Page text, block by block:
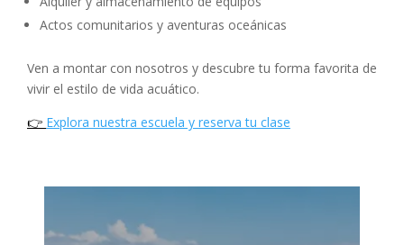
Actos comunitarios y aventuras oceánicas
Ven a montar con nosotros y descubre tu forma favorita de
vivir el estilo de vida acuático.
👉 Explora nuestra escuela y reserva tu clase